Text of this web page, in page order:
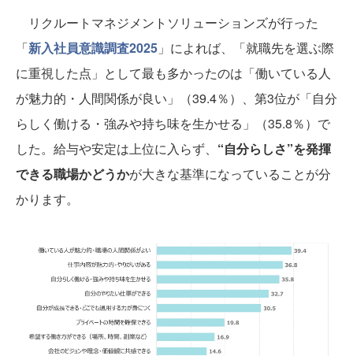
リクルートマネジメントソリューションズが行った
「新入社員意識調査2025 」によれば、「就職先を選ぶ際
に重視した点」として最も多かったのは「働いている人
が魅力的・人間関係が良い」（39.4％）、第3位が「自分
らしく働ける・強みや持ち味を生かせる」（35.8％）で
した。給与や安定は上位に入らず、 “自分らしさ”を発揮
できる職場かどうかが大きな基準になっていることが分
かります。